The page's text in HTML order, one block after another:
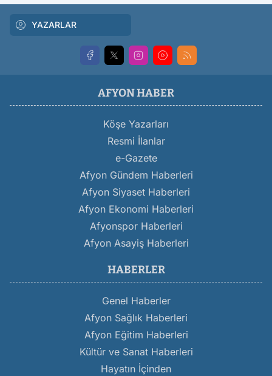
YAZARLAR
AFYON HABER
Köşe Yazarları
Resmi İlanlar
e-Gazete
Afyon Gündem Haberleri
Afyon Siyaset Haberleri
Afyon Ekonomi Haberleri
Afyonspor Haberleri
Afyon Asayiş Haberleri
HABERLER
Genel Haberler
Afyon Sağlık Haberleri
Afyon Eğitim Haberleri
Kültür ve Sanat Haberleri
Hayatın İçinden